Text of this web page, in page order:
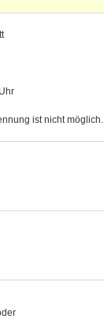
ist nicht möglich.